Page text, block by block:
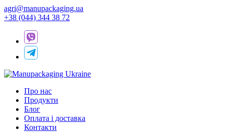
agri@manupackaging.ua
+38 (044) 344 38 72
Про нас
Продукти
Блог
Оплата і доставка
Контакти